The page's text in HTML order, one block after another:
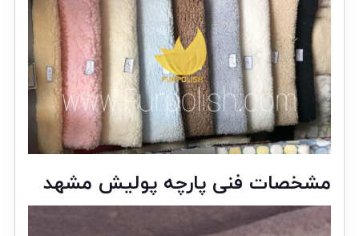
مشخصات فنی پارچه پولیش مشهد